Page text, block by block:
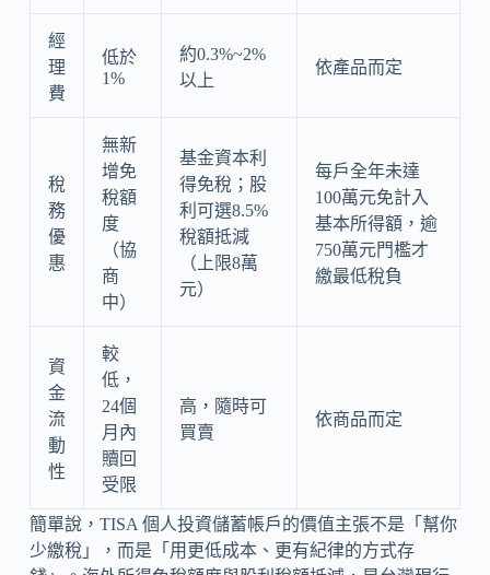
經
理
費
低於
1%
約0.3%~2%
以上
依產品而定
稅
務
優
惠
無新
增免
稅額
度
（協
商
中）
基金資本利
得免稅；股
利可選8.5%
稅額抵減
（上限8萬
元）
每戶全年未達
100萬元免計入
基本所得額，逾
750萬元門檻才
繳最低稅負
資
金
流
動
性
較
低，
24個
月內
贖回
受限
高，隨時可
買賣
依商品而定
簡單說，TISA 個人投資儲蓄帳戶的價值主張不是「幫你
少繳稅」，而是「用更低成本、更有紀律的方式存